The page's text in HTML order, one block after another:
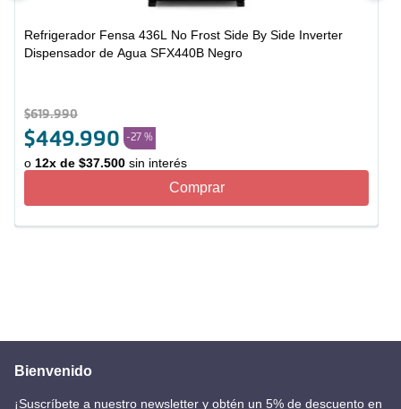
Refrigerador Fensa 436L No Frost Side By Side Inverter
Dispensador de Agua SFX440B Negro
$619.990
$449.990 -27 %
o 12x de $37.500 sin interés
Comprar
Bienvenido
¡Suscríbete a nuestro newsletter y obtén un 5% de descuento en